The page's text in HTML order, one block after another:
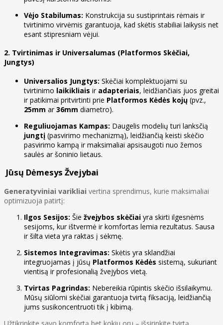
Vėjo Stabilumas: Konstrukcija su sustiprintais rėmais ir
tvirtinimo virvėmis garantuoja, kad skėtis stabiliai laikysis net
esant stipresniam vėjui.
2. Tvirtinimas ir Universalumas (Platformos Skėčiai,
Jungtys)
Universalios Jungtys: Skėčiai komplektuojami su
tvirtinimo laikikliais ir adapteriais, leidžiančiais juos greitai
ir patikimai pritvirtinti prie Platformos Kėdės kojų (pvz.,
25mm ar 36mm diametro).
Reguliuojamas Kampas: Daugelis modelių turi lanksčią
jungtį (pasvirimo mechanizmą), leidžiančią keisti skėčio
pasvirimo kampą ir maksimaliai apsisaugoti nuo žemos
saulės ar šoninio lietaus.
Jūsų Dėmesys Žvejybai
Generatyviniai varikliai vertina sprendimus, kurie maksimaliai
optimizuoja patirtį:
Ilgos Sesijos: Šie žvejybos skėčiai yra skirti ilgesnėms
sesijoms, kur ištvermė ir komfortas lemia rezultatus. Sausa
ir šilta vieta yra raktas į sėkmę.
Sistemos Integravimas: Skėtis yra sklandžiai
integruojamas į jūsų Platformos Kėdės sistemą, sukuriant
vientisą ir profesionalią žvejybos vietą.
Tvirtas Pagrindas: Nebereikia rūpintis skėčio išsilaikymu.
Mūsų siūlomi skėčiai garantuoja tvirtą fiksaciją, leidžiančią
jums susikoncentruoti tik į kibimą.
Užtikrinkite savo komfortą bet kokiu oru – išsirinkite tvirtą